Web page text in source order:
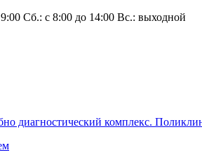
Сб.: с 8:00 до 14:00 Вс.: выходной